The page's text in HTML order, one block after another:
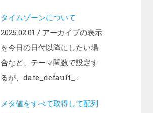
タイムゾーンについて
2025.02.01 / アーカイブの表示
を今日の日付以降にしたい場
合など、テーマ関数で設定す
るが、date_default_...
メタ値をすべて取得して配列